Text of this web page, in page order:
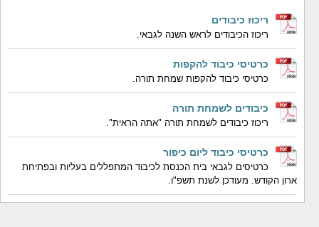
ריכוז כיבודים
ריכוז הכיבודים לראש השנה לגבאי.
כרטיסי כיבוד להקפות
כרטיסי כיבוד להקפות שמחת תורה.
כיבודים לשמחת תורה
ריכוז כיבודים לשמחת תורה "אתה הראית".
כרטיסי כיבוד ליום כיפור
כרטיסים לגבאי בית הכנסת לכיבוד המתפללים בעליות ובפתיחת
ארון הקודש. מעודכן לשנת תשפ"ו.